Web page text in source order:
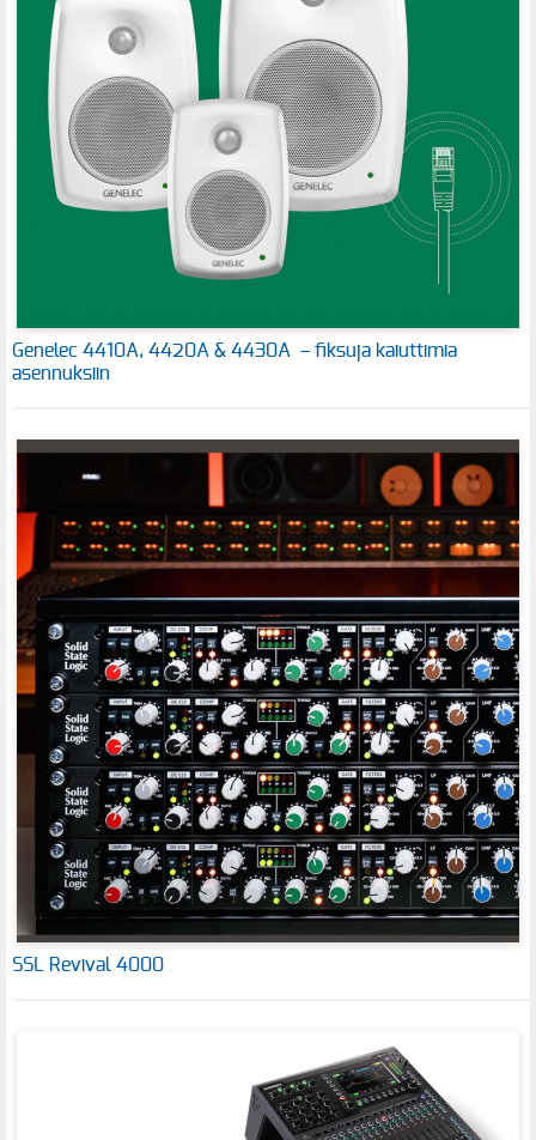
Genelec 4410A, 4420A & 4430A – fiksuja kaiuttimia
asennuksiin
SSL Revival 4000